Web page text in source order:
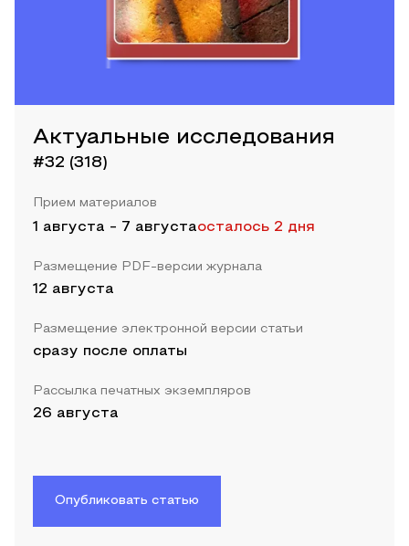
Актуальные исследования
#32 (318)
Прием материалов
1 августа - 7 августаосталось 2 дня
Размещение PDF-версии журнала
12 августа
Размещение электронной версии статьи
сразу после оплаты
Рассылка печатных экземпляров
26 августа
Опубликовать статью